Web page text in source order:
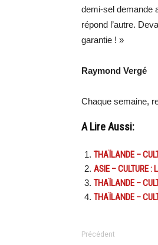
demi-sel demande
répond l’autre.
garantie ! »
Raymond Vergé
Chaque semaine,
A Lire Aussi:
THAÏLANDE –
ASIE – CULTURE
THAÏLANDE –
THAÏLANDE –
Précédent